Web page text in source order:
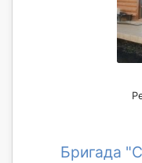
Бригада